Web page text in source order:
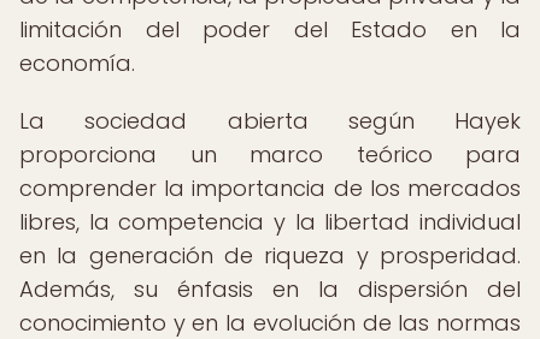
limitación del poder del Estado en la
economía.
La sociedad abierta según Hayek
proporciona un marco teórico para
comprender la importancia de los mercados
libres, la competencia y la libertad individual
en la generación de riqueza y prosperidad.
Además, su énfasis en la dispersión del
conocimiento y en la evolución de las normas